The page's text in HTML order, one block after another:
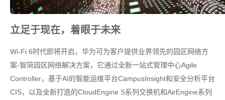
立足于现在，着眼于未来
Wi-Fi 6时代即将开启，华为可为客户提供业界领先的园区网络方
案-智简园区网络解决方案，它通过全新一站式管理中心Agile
Controller，基于AI的智能运维平台CampusInsight和安全分析平台
CIS，以及全新打造的CloudEngine S系列交换机和AirEngine系列